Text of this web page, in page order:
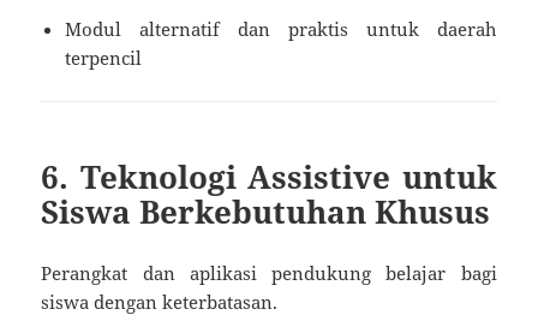
Modul alternatif dan praktis untuk daerah
terpencil
6. Teknologi Assistive untuk
Siswa Berkebutuhan Khusus
Perangkat dan aplikasi pendukung belajar bagi
siswa dengan keterbatasan.